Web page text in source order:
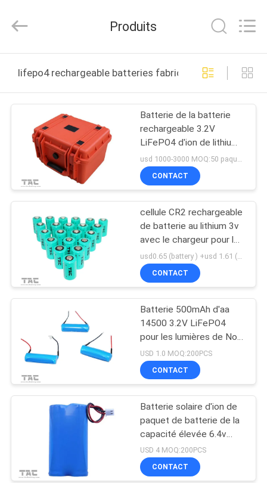
MAISON
PRODUITS
VIDÉOS
AU
SUJET
NOUS
VISITE
D'USINE
CONTRÔLE
QUALITÉ
CONTACTEZ-
NOUVELLES
New
Energy
Ltd..
Produits
lifepo4 rechargeable batteries fabrication en ligne
Batterie de la batterie
rechargeable 3.2V
LiFePO4 d'ion de lithium
d'ESS 950wh
usd 1000-3000 MOQ:50 paquets
CONTACT
cellule CR2 rechargeable
de batterie au lithium 3v
avec le chargeur pour le
stylo méridien
CONTACT
Batterie 500mAh d'aa
14500 3.2V LiFePO4
pour les lumières de Noël
menées
USD 1.0 MOQ:200PCS
CONTACT
Batterie solaire d'ion de
paquet de batterie de la
capacité élevée 6.4v
3.3AH 3.2V
LiFePO4/lithium
USD 4 MOQ:200PCS
CONTACT